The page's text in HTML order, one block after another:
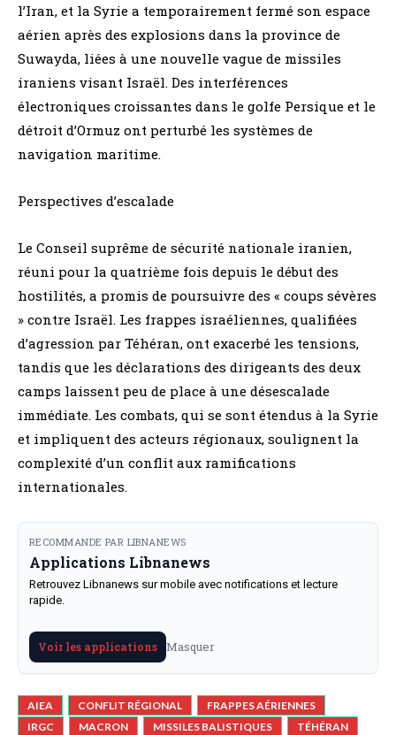
l’Iran, et la Syrie a temporairement fermé son espace
aérien après des explosions dans la province de
Suwayda, liées à une nouvelle vague de missiles
iraniens visant Israël. Des interférences
électroniques croissantes dans le golfe Persique et le
détroit d’Ormuz ont perturbé les systèmes de
navigation maritime.
Perspectives d’escalade
Le Conseil suprême de sécurité nationale iranien,
réuni pour la quatrième fois depuis le début des
hostilités, a promis de poursuivre des « coups sévères
» contre Israël. Les frappes israéliennes, qualifiées
d’agression par Téhéran, ont exacerbé les tensions,
tandis que les déclarations des dirigeants des deux
camps laissent peu de place à une désescalade
immédiate. Les combats, qui se sont étendus à la Syrie
et impliquent des acteurs régionaux, soulignent la
complexité d’un conflit aux ramifications
internationales.
RECOMMANDE PAR LIBNANEWS
Applications Libnanews
Retrouvez Libnanews sur mobile avec notifications et lecture
rapide.
Voir les applications Masquer
AIEA CONFLIT RÉGIONAL
FRAPPES AÉRIENNES
IRGC
MACRON MISSILES BALISTIQUES TÉHÉRAN